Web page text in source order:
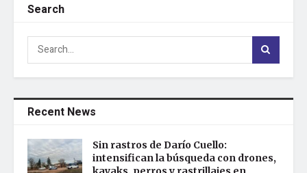
Search
Recent News
Sin rastros de Darío Cuello:
intensifican la búsqueda con drones,